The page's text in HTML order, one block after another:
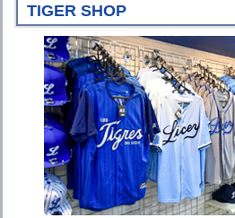
TIGER SHOP